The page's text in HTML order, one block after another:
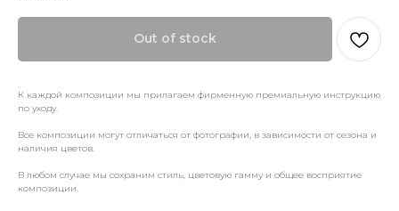
Out of stock
К каждой композиции мы прилагаем фирменную премиальную инструкцию
по уходу.
Все композиции могут отличаться от фотографии, в зависимости от сезона и
наличия цветов.
В любом случае мы сохраним стиль, цветовую гамму и общее восприятие
композиции.